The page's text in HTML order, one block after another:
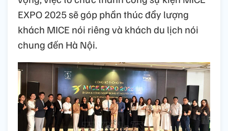
EXPO 2025 sẽ góp phần thúc đẩy lượng
khách MICE nói riêng và khách du lịch nói
chung đến Hà Nội.